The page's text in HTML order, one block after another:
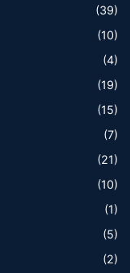
(39)
(10)
(4)
(19)
(15)
(7)
(21)
(10)
(1)
(5)
(2)